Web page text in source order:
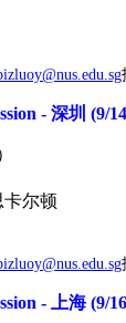
- 深圳 (9/
尔顿
- 上海 (9/